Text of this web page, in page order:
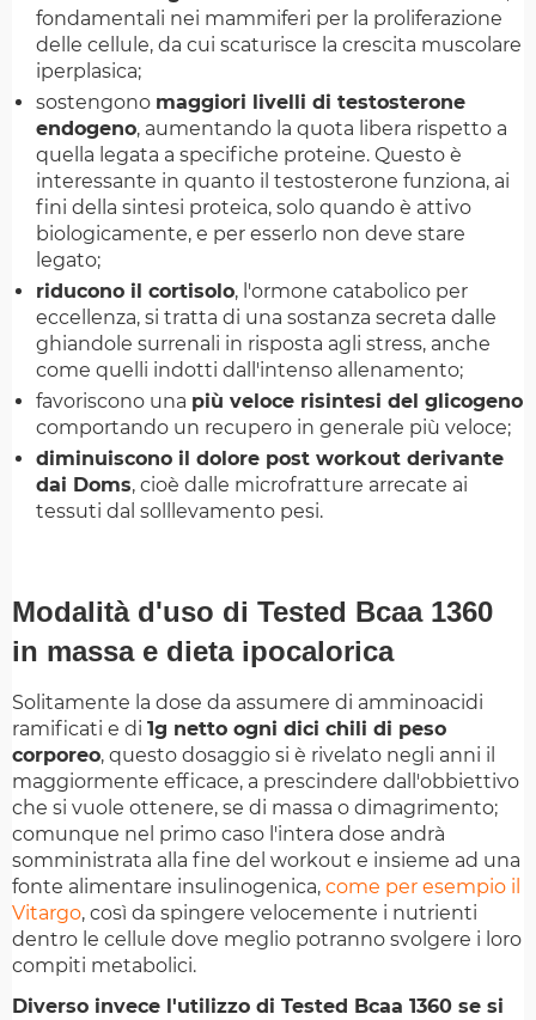
fondamentali nei mammiferi per la proliferazione
delle cellule, da cui scaturisce la crescita muscolare
iperplasica;
sostengono maggiori livelli di testosterone
endogeno, aumentando la quota libera rispetto a
quella legata a specifiche proteine. Questo è
interessante in quanto il testosterone funziona, ai
fini della sintesi proteica, solo quando è attivo
biologicamente, e per esserlo non deve stare
legato;
riducono il cortisolo, l'ormone catabolico per
eccellenza, si tratta di una sostanza secreta dalle
ghiandole surrenali in risposta agli stress, anche
come quelli indotti dall'intenso allenamento;
favoriscono una più veloce risintesi del glicogeno
comportando un recupero in generale più veloce;
diminuiscono il dolore post workout derivante
dai Doms, cioè dalle microfratture arrecate ai
tessuti dal solllevamento pesi.
Modalità d'uso di Tested Bcaa 1360
in massa e dieta ipocalorica
Solitamente la dose da assumere di amminoacidi
ramificati e di 1g netto ogni dici chili di peso
corporeo, questo dosaggio si è rivelato negli anni il
maggiormente efficace, a prescindere dall'obbiettivo
che si vuole ottenere, se di massa o dimagrimento;
comunque nel primo caso l'intera dose andrà
somministrata alla fine del workout e insieme ad una
fonte alimentare insulinogenica, come per esempio il
Vitargo, così da spingere velocemente i nutrienti
dentro le cellule dove meglio potranno svolgere i loro
compiti metabolici.
Diverso invece l'utilizzo di Tested Bcaa 1360 se si